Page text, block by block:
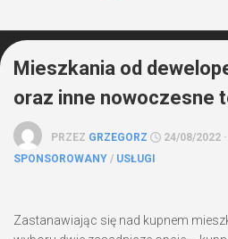
Mieszkania od
oraz inne nowoczesne
PRZEZ GRZEGORZ 24/08/2022 ·
SPONSOROWANY / USŁUGI
Zastanawiając się nad kupnem